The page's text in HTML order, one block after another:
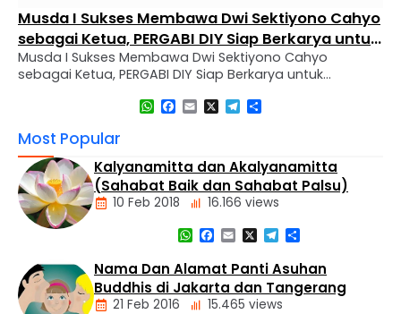
Musda I Sukses Membawa Dwi Sektiyono Cahyo
sebagai Ketua, PERGABI DIY Siap Berkarya untuk
Kemajuan Pendidikan Agama Buddha
Musda I Sukses Membawa Dwi Sektiyono Cahyo
sebagai Ketua, PERGABI DIY Siap Berkarya untuk
November 2024 – Perkumpulan Guru Agama Buddha
Musyawarah Daerah (MUSDA) I pemilihan dan
pembentukan pengurus sekaligus melaksanakan
pelantikan pengurus baru untuk periode 2024-2027.
Kegiatan ini diselenggarakan di Vihara Dharma Wijaya,
…
WhatsApp
Facebook
Email
X Telegram
Most Popular
Kalyanamitta dan Akalyanamitta
(Sahabat Baik dan Sahabat Palsu)
10 Feb 2018 16.166 views
WhatsApp
Facebook
Email
X Telegram
Share
Nama Dan Alamat Panti Asuhan
Buddhis di Jakarta dan Tangerang
21 Feb 2016 15.465 views